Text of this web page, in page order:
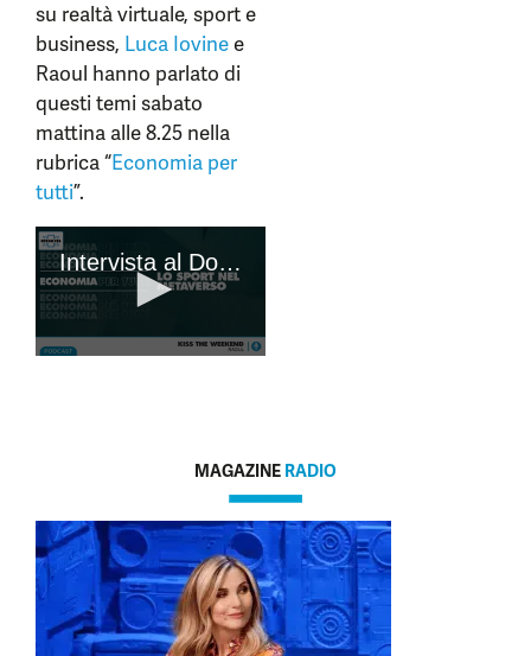
su realtà virtuale, sport e
business, Luca Iovinee
Raoul hanno parlato di
questi temi sabato
mattina alle 8.25 nella
rubrica “Economia per
tutti”.
MAGAZINE RADIO